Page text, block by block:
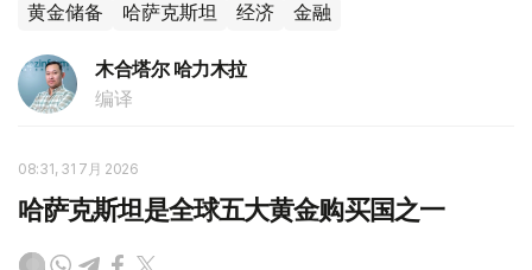
黄金储备 哈萨克斯坦 经济 金融
木合塔尔 哈力木拉
编译
08:31, 31 7月 2026
哈萨克斯坦是全球五大黄金购买国之一